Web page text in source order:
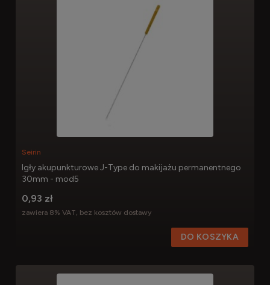
Igły akupunkturowe J-Type do makijażu permanentnego
30mm - mod5
Seirin
0,93 zł
zawiera 8% VAT, bez kosztów dostawy
DO KOSZYKA